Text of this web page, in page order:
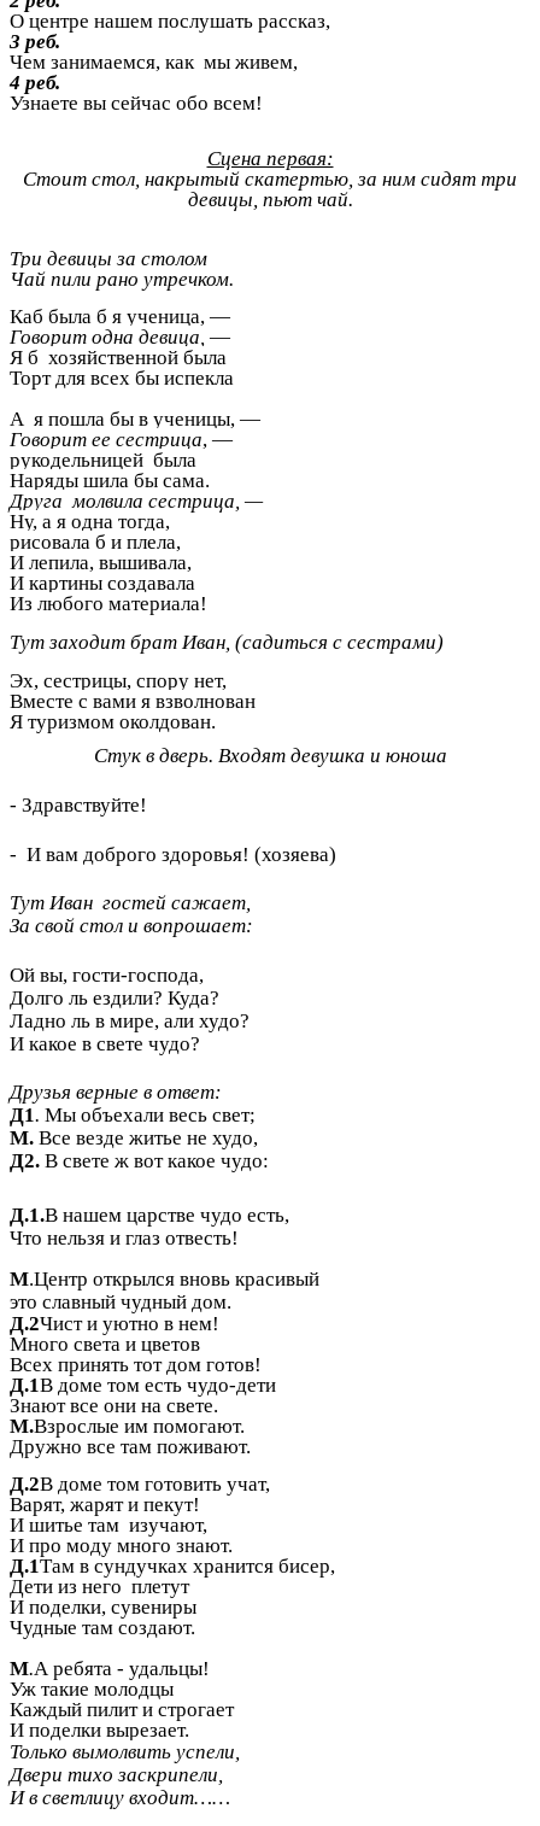
О центре нашем послушать рассказ,
3 реб.
Чем занимаемся, как мы живем,
4 реб.
Узнаете вы сейчас обо всем!
Сцена первая:
Стоит стол, накрытый скатертью, за ним сидят три
девицы, пьют чай.
Три девицы за столом
Чай пили рано утречком.
Каб была б я ученица, —
Говорит одна девица, —
Я б хозяйственной была
Торт для всех бы испекла
А я пошла бы в ученицы, —
Говорит ее сестрица, —
рукодельницей была
Наряды шила бы сама.
Друга молвила сестрица, —
Ну, а я одна тогда,
рисовала б и плела,
И лепила, вышивала,
И картины создавала
Из любого материала!
Тут заходит брат Иван, (садиться с сестрами)
Эх, сестрицы, спору нет,
Вместе с вами я взволнован
Я туризмом околдован.
Стук в дверь. Входят девушка и юноша
- Здравствуйте!
- И вам доброго здоровья! (хозяева)
Тут Иван гостей сажает,
За свой стол и вопрошает:
Ой вы, гости-господа,
Долго ль ездили? Куда?
Ладно ль в мире, али худо?
И какое в свете чудо?
Друзья верные в ответ:
Д1. Мы объехали весь свет;
М. Все везде житье не худо,
Д2. В свете ж вот какое чудо:
Д.1.В нашем царстве чудо есть,
Что нельзя и глаз отвесть!
М.Центр открылся вновь красивый
это славный чудный дом.
Д.2Чист и уютно в нем!
Много света и цветов
Всех принять тот дом готов!
Д.1В доме том есть чудо-дети
Знают все они на свете.
М.Взрослые им помогают.
Дружно все там поживают.
Д.2В доме том готовить учат,
Варят, жарят и пекут!
И шитье там изучают,
И про моду много знают.
Д.1Там в сундучках хранится бисер,
Дети из него плетут
И поделки, сувениры
Чудные там создают.
М.А ребята - удальцы!
Уж такие молодцы
Каждый пилит и строгает
И поделки вырезает.
Только вымолвить успели,
Двери тихо заскрипели,
И в светлицу входит……